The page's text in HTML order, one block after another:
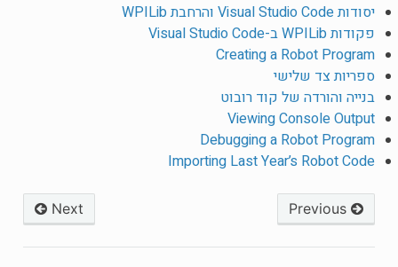
יסודות Visual Studio Code והרחבת WPILib
פקודות WPILib ב-Visual Studio Code
Creating a Robot Program
ספריות צד שלישי
בנייה והורדה של קוד רובוט
Viewing Console Output
Debugging a Robot Program
Importing Last Year’s Robot Code
Previous
Next